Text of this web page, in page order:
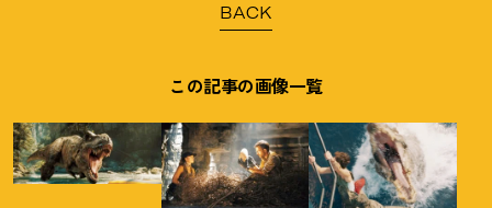
BACK
この記事の画像一覧